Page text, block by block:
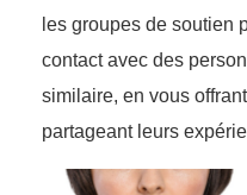
les groupes de soutien
contact avec des
similaire, en vous
partageant leurs